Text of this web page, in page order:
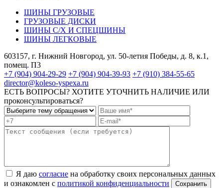
ШИНЫ ГРУЗОВЫЕ
ГРУЗОВЫЕ ДИСКИ
ШИНЫ С/Х И СПЕЦШИНЫ
ШИНЫ ЛЕГКОВЫЕ
603157, г. Нижний Новгород, ул. 50-летия Победы, д. 8, к.1,
помещ. П3
+7 (904) 904-29-29 +7 (904) 904-39-93 +7 (910) 384-55-65
director@koleso-yspexa.ru
ЕСТЬ ВОПРОСЫ? ХОТИТЕ УТОЧНИТЬ НАЛИЧИЕ ИЛИ
проконсультироваться?
Я даю согласие на обработку своих персональных данных
и ознакомлен с политикой конфиденциальности